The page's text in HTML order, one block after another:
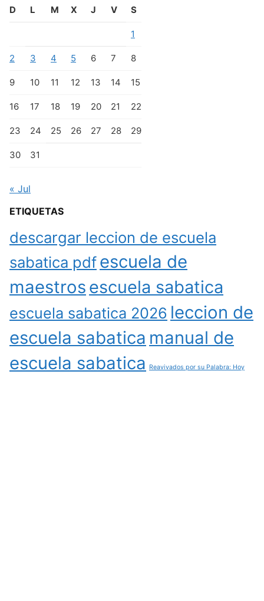
D L M X J V S
1
2 3 4 5 6 7 8
9 10 11 12 13 14 15
16 17 18 19 20 21 22
23 24 25 26 27 28 29
30 31
« Jul
ETIQUETAS
descargar leccion de escuela
sabatica pdfescuela de
maestros escuela sabatica
escuela sabatica 2026 leccion de
escuela sabatica manual de
escuela sabatica
Reavivados por su Palabra: Hoy